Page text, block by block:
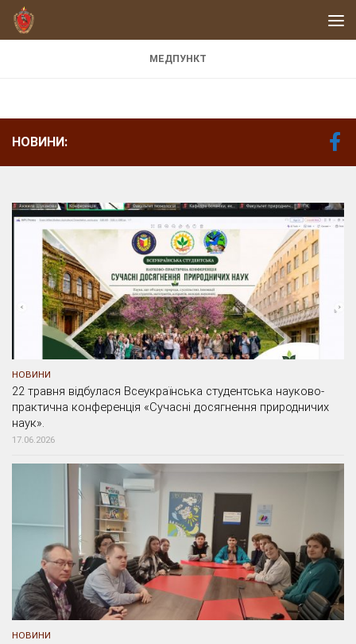
Skip to content
МЕДПУНКТ
НОВИНИ:
НОВИНИ
22 травня відбулася Всеукраїнська студентська науково-
практична конференція «Сучасні досягнення природничих
наук».
17.06.2026
НОВИНИ